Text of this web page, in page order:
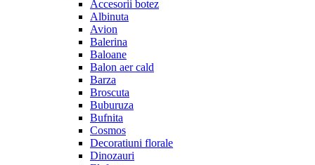
Accesorii botez
Albinuta
Avion
Balerina
Baloane
Balon aer cald
Barza
Broscuta
Buburuza
Bufnita
Cosmos
Decoratiuni florale
Dinozauri